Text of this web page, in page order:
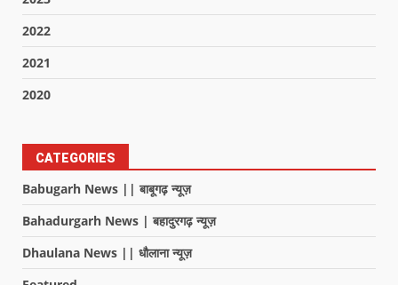
2022
2021
2020
CATEGORIES
Babugarh News || बाबूगढ़ न्यूज़
Bahadurgarh News | बहादुरगढ़ न्यूज़
Dhaulana News || धौलाना न्यूज़